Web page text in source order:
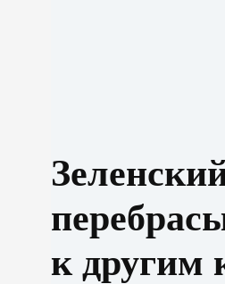
к другим